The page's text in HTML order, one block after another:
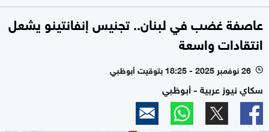
عاصفة غضب في لبنان.. تجنيس إنفانتينو يشعل
انتقادات واسعة
l 26 نوفمبر 2025 - 18:25 بتوقيت أبوظبي
سكاي نيوز عربية - أبوظبي